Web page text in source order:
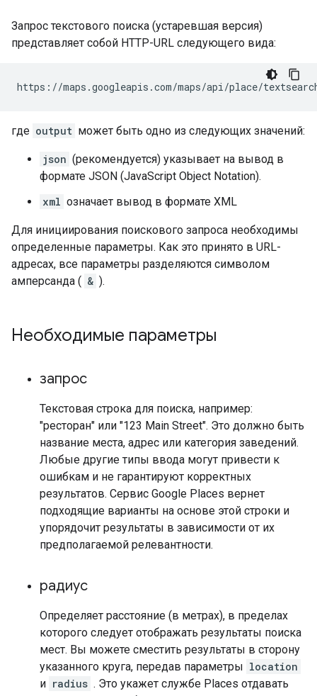
Запрос текстового поиска (устаревшая версия)
представляет собой HTTP-URL следующего вида:
https://maps.googleapis.com/maps/api/place/
где output может быть одно из следующих значений:
json (рекомендуется) указывает на вывод в
формате JSON (JavaScript Object Notation).
xml означает вывод в формате XML
Для инициирования поискового запроса необходимы
определенные параметры. Как это принято в URL-
адресах, все параметры разделяются символом
амперсанда ( & ).
Необходимые параметры
запрос
Текстовая строка для поиска, например:
"ресторан" или "123 Main Street". Это должно быть
название места, адрес или категория заведений.
Любые другие типы ввода могут привести к
ошибкам и не гарантируют корректных
результатов. Сервис Google Places вернет
подходящие варианты на основе этой строки и
упорядочит результаты в зависимости от их
предполагаемой релевантности.
радиус
Определяет расстояние (в метрах), в пределах
которого следует отображать результаты поиска
мест. Вы можете сместить результаты в сторону
указанного круга, передав параметры location
и radius . Это укажет службе Places отдавать